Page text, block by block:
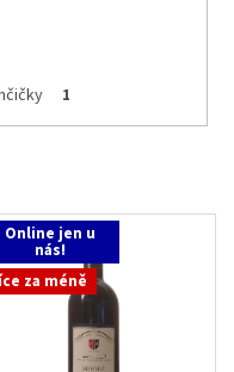
1
Online jen u
nás!
za méně